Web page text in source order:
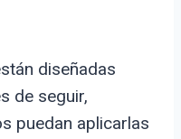
diseñadas
de seguir,
puedan aplicarlas